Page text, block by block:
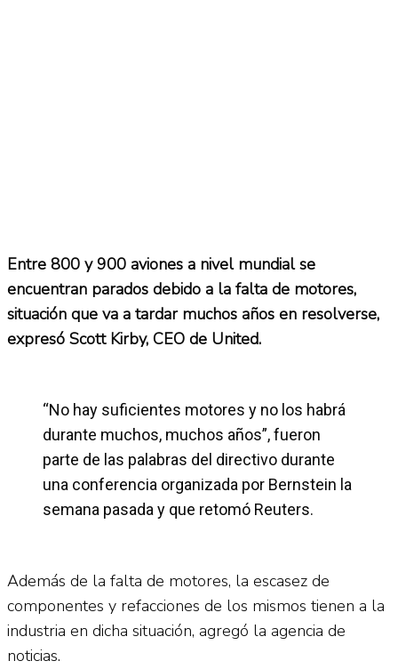
Entre 800 y 900 aviones a nivel mundial se
encuentran parados debido a la falta de motores,
situación que va a tardar muchos años en resolverse,
expresó Scott Kirby, CEO de United.
“No hay suficientes motores y no los habrá
durante muchos, muchos años”, fueron
parte de las palabras del directivo durante
una conferencia organizada por Bernstein la
semana pasada y que retomó Reuters.
Además de la falta de motores, la escasez de
componentes y refacciones de los mismos tienen a la
industria en dicha situación, agregó la agencia de
noticias.